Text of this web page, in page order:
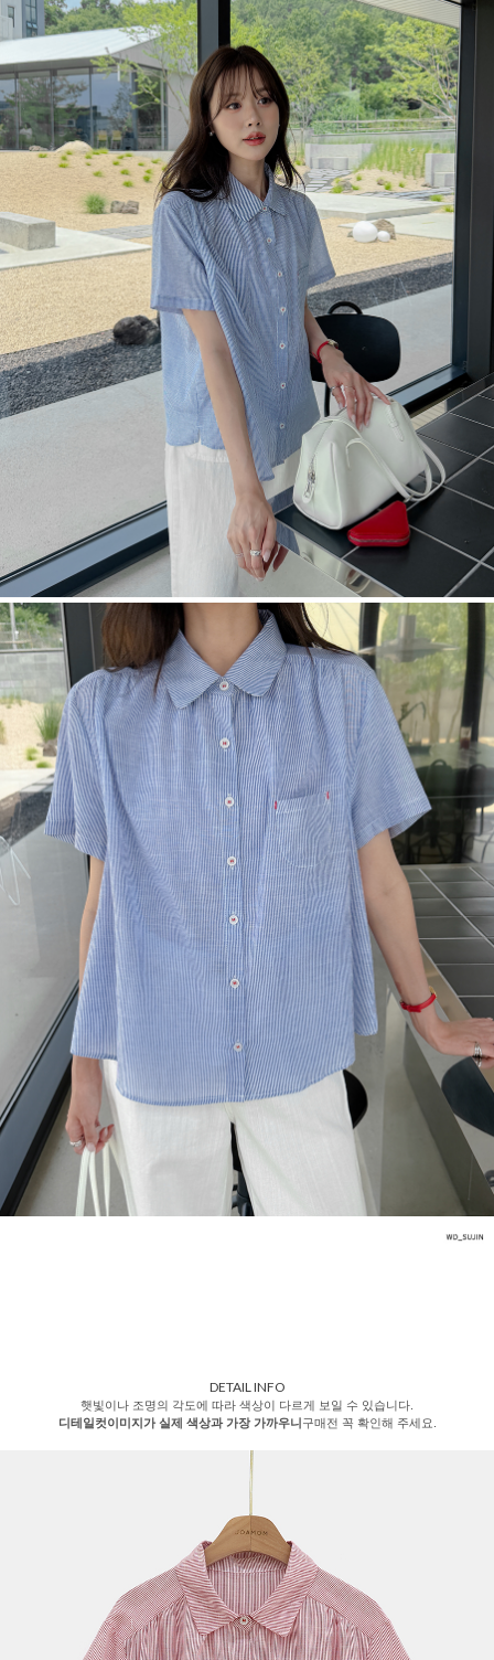
DETAIL INFO
햇빛이나 조명의 각도에 따라 색상이 다르게 보일 수 있습니다.
디테일컷이미지가 실제 색상과 가장 가까우니구매전 꼭 확인해 주세요.